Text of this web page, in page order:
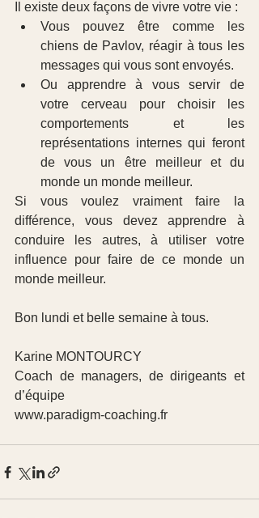
Il existe deux façons de vivre votre vie :
Vous pouvez être comme les
chiens de Pavlov, réagir à tous les
messages qui vous sont envoyés.
Ou apprendre à vous servir de
votre cerveau pour choisir les
comportements et les
représentations internes qui feront
de vous un être meilleur et du
monde un monde meilleur.
Si vous voulez vraiment faire la
différence, vous devez apprendre à
conduire les autres, à utiliser votre
influence pour faire de ce monde un
monde meilleur.
Bon lundi et belle semaine à tous.
Karine MONTOURCY
Coach de managers, de dirigeants et
d’équipe
www.paradigm-coaching.fr